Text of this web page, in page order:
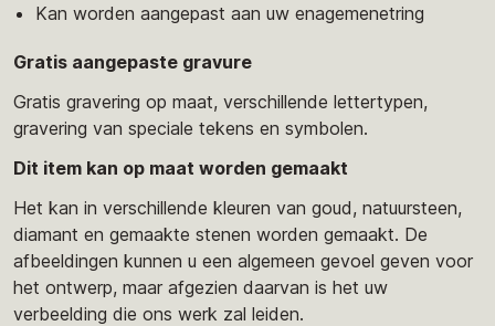
Kan worden aangepast aan uw enagemenetring
Gratis aangepaste gravure
Gratis gravering op maat, verschillende lettertypen,
gravering van speciale tekens en symbolen.
Dit item kan op maat worden gemaakt
Het kan in verschillende kleuren van goud, natuursteen,
diamant en gemaakte stenen worden gemaakt. De
afbeeldingen kunnen u een algemeen gevoel geven voor
het ontwerp, maar afgezien daarvan is het uw
verbeelding die ons werk zal leiden.